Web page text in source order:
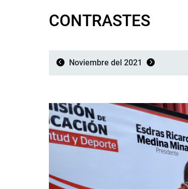
CONTRASTES
Noviembre del 2021